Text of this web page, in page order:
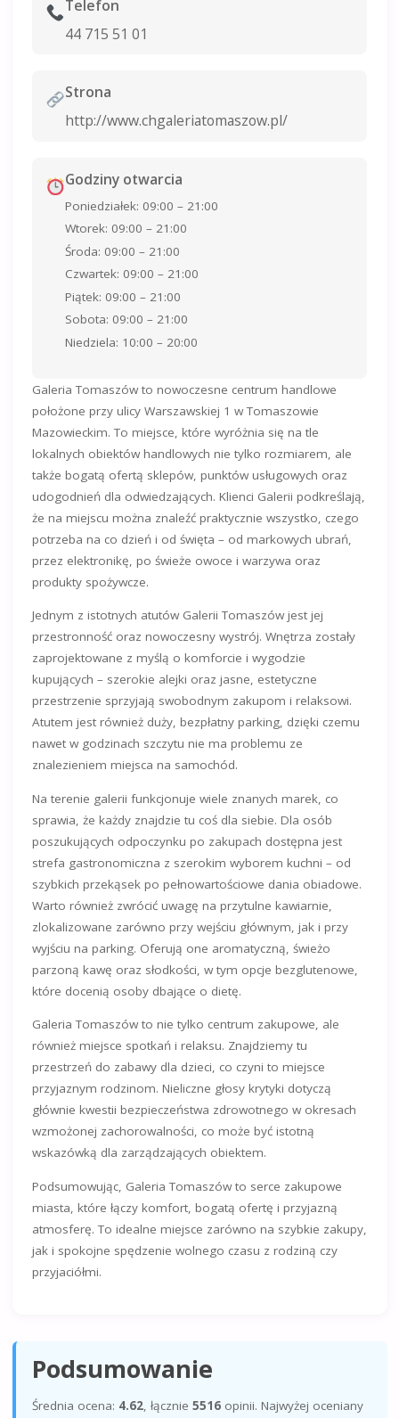
Telefon
44 715 51 01
Strona
http://www.chgaleriatomaszow.pl/
Godziny otwarcia
Poniedziałek: 09:00 – 21:00
Wtorek: 09:00 – 21:00
Środa: 09:00 – 21:00
Czwartek: 09:00 – 21:00
Piątek: 09:00 – 21:00
Sobota: 09:00 – 21:00
Niedziela: 10:00 – 20:00
Galeria Tomaszów to nowoczesne centrum handlowe
położone przy ulicy Warszawskiej 1 w Tomaszowie
Mazowieckim. To miejsce, które wyróżnia się na tle
lokalnych obiektów handlowych nie tylko rozmiarem, ale
także bogatą ofertą sklepów, punktów usługowych oraz
udogodnień dla odwiedzających. Klienci Galerii podkreślają,
że na miejscu można znaleźć praktycznie wszystko, czego
potrzeba na co dzień i od święta – od markowych ubrań,
przez elektronikę, po świeże owoce i warzywa oraz
produkty spożywcze.
Jednym z istotnych atutów Galerii Tomaszów jest jej
przestronność oraz nowoczesny wystrój. Wnętrza zostały
zaprojektowane z myślą o komforcie i wygodzie
kupujących – szerokie alejki oraz jasne, estetyczne
przestrzenie sprzyjają swobodnym zakupom i relaksowi.
Atutem jest również duży, bezpłatny parking, dzięki czemu
nawet w godzinach szczytu nie ma problemu ze
znalezieniem miejsca na samochód.
Na terenie galerii funkcjonuje wiele znanych marek, co
sprawia, że każdy znajdzie tu coś dla siebie. Dla osób
poszukujących odpoczynku po zakupach dostępna jest
strefa gastronomiczna z szerokim wyborem kuchni – od
szybkich przekąsek po pełnowartościowe dania obiadowe.
Warto również zwrócić uwagę na przytulne kawiarnie,
zlokalizowane zarówno przy wejściu głównym, jak i przy
wyjściu na parking. Oferują one aromatyczną, świeżo
parzoną kawę oraz słodkości, w tym opcje bezglutenowe,
które docenią osoby dbające o dietę.
Galeria Tomaszów to nie tylko centrum zakupowe, ale
również miejsce spotkań i relaksu. Znajdziemy tu
przestrzeń do zabawy dla dzieci, co czyni to miejsce
przyjaznym rodzinom. Nieliczne głosy krytyki dotyczą
głównie kwestii bezpieczeństwa zdrowotnego w okresach
wzmożonej zachorowalności, co może być istotną
wskazówką dla zarządzających obiektem.
Podsumowując, Galeria Tomaszów to serce zakupowe
miasta, które łączy komfort, bogatą ofertę i przyjazną
atmosferę. To idealne miejsce zarówno na szybkie zakupy,
jak i spokojne spędzenie wolnego czasu z rodziną czy
przyjaciółmi.
Podsumowanie
Średnia ocena: 4.62, łącznie 5516opinii. Najwyżej oceniany